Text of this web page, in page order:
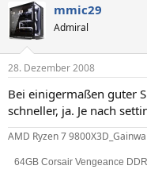
mmic29
Admiral
28. Dezember 2008
Bei einigermaßen guter
schneller, ja. Je nach
AMD Ryzen 7
64GB Corsair Vengeance